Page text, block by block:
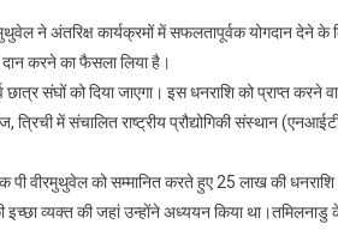
ने अंतरिक्ष कार्यक्रमों में सफलतापूर्वक योगदान देने
करने का फैसला लिया है।
संघों को दिया जाएगा। इस धनराशि को प्राप्त करने
में संचालित राष्ट्रीय प्रौद्योगिकी संस्थान
वीरमुथुवेल को सम्मानित करते हुए 25 लाख की धनराशि
व्यक्त की जहां उन्होंने अध्ययन किया था।तमिलनाडु